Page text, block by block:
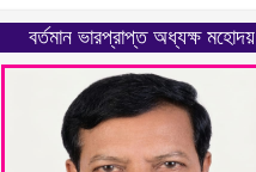
বর্তমান ভারপ্রাপ্ত অধ্যক্ষ মহোদয়